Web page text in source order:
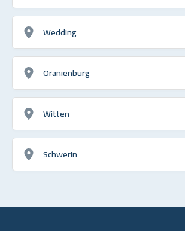
Wedding
Oranienburg
Witten
Schwerin